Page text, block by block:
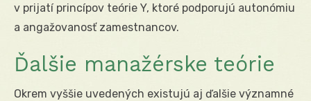
v prijatí princípov teórie Y, ktoré podporujú autonómiu
a angažovanosť zamestnancov.
Ďalšie manažérske teórie
Okrem vyššie uvedených existujú aj ďalšie významné